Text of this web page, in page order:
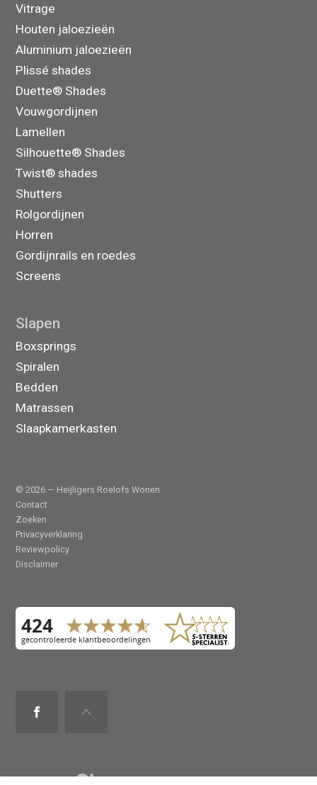
Vitrage
Houten jaloezieën
Aluminium jaloezieën
Plissé shades
Duette® Shades
Vouwgordijnen
Lamellen
Silhouette® Shades
Twist® shades
Shutters
Rolgordijnen
Horren
Gordijnrails en roedes
Screens
Slapen
Boxsprings
Spiralen
Bedden
Matrassen
Slaapkamerkasten
© 2026 — Heijligers Roelofs Wonen
Contact
Zoeken
Privacyverklaring
Reviewpolicy
Disclaimer